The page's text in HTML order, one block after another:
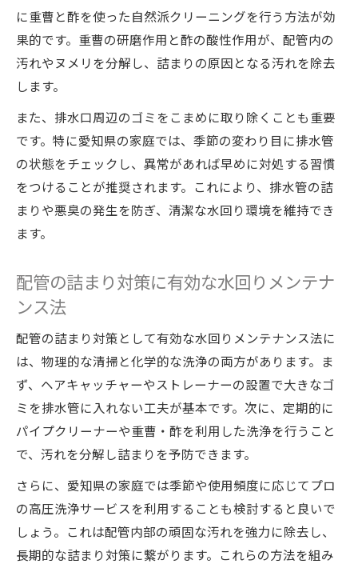
に重曹と酢を使った自然派クリーニングを行う方法が効
果的です。重曹の研磨作用と酢の酸性作用が、配管内の
汚れやヌメリを分解し、詰まりの原因となる汚れを除去
します。
また、排水口周辺のゴミをこまめに取り除くことも重要
です。特に愛知県の家庭では、季節の変わり目に排水管
の状態をチェックし、異常があれば早めに対処する習慣
をつけることが推奨されます。これにより、排水管の詰
まりや悪臭の発生を防ぎ、清潔な水回り環境を維持でき
ます。
配管の詰まり対策に有効な水回りメンテナ
ンス法
配管の詰まり対策として有効な水回りメンテナンス法に
は、物理的な清掃と化学的な洗浄の両方があります。ま
ず、ヘアキャッチャーやストレーナーの設置で大きなゴ
ミを排水管に入れない工夫が基本です。次に、定期的に
パイプクリーナーや重曹・酢を利用した洗浄を行うこと
で、汚れを分解し詰まりを予防できます。
さらに、愛知県の家庭では季節や使用頻度に応じてプロ
の高圧洗浄サービスを利用することも検討すると良いで
しょう。これは配管内部の頑固な汚れを強力に除去し、
長期的な詰まり対策に繋がります。これらの方法を組み